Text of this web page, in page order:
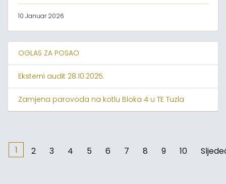
10 Januar 2026
OGLAS ZA POSAO
Eksterni audit 28.10.2025.
Zamjena parovoda na kotlu Bloka 4 u TE Tuzla
1 2 3 4 5 6 7 8 9 10